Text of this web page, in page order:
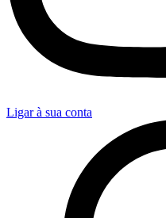
Ligar à sua conta